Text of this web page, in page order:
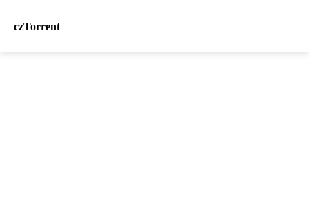
czTorrent